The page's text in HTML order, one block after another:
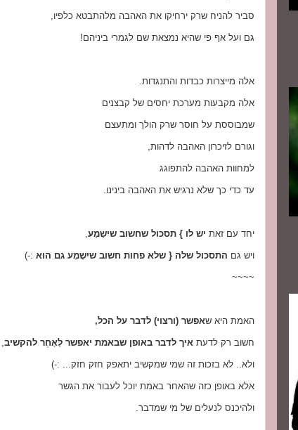
סביר להניח שרק ירחיקו את האהבה מלהתבטא כלפיו,
גם ועל אף פי שהיא נמצאת שם לגמרי ביניהם!
אלה מייצרות כבדות והתנגדות.
אלה מקבעות מערכת יחסים של קבצנים
שמבוססת על חוסר שרק הולך ומתעצם
וגורם לזיכרון האהבה לדהות,
למחוות האהבה להתפוגג
עד כדי כך שלא נרגיש את האהבה בינינו.
יחד עם זאת יש לו } תסכול שחשוב שיִשָמָע,
ויש גם התסכול שלה { שלא פחות חשוב שיִשָמָע גם הוא :-)
~~~~
האמת היא שאפשר (ורצוי) לדבר על הכל,
חשוב רק לדעת איך לדבר באופן שבאמת יאפשר לָאָחֶר להקשיב,
ולא.. לא בזכות זה שמי שמקשיב יתאפק חזק חזק... :-)
אלא באופן כזה שהאחר באמת יוכל לעבור את הגשר
ולהיכנס לנעלים של מי שמדבר.